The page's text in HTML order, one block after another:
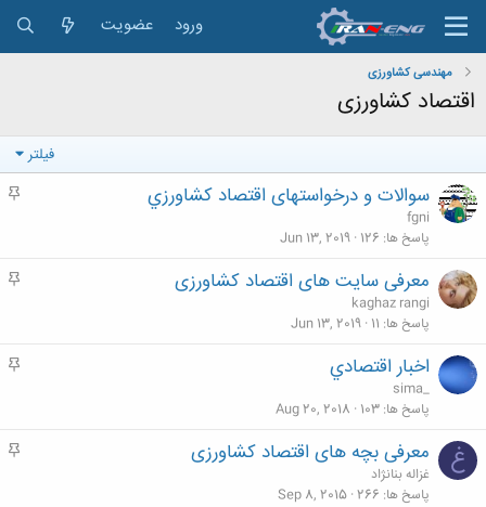
ورود عضویت
مهندسی کشاورزی
اقتصاد کشاورزی
فیلتر
م
سوالات و درخواستهای اقتصاد كشاورزي
fgni
پاسخ ها 126
Jun 13, 2019
م
معرفی سایت های اقتصاد کشاورزی
kaghaz rangi
پاسخ ها 11
Jun 13, 2019
م
اخبار اقتصادي
sima_
پاسخ ها 103
Aug 20, 2018
غ
م
معرفی بچه های اقتصاد کشاورزی
غزاله بنانژاد
پاسخ ها 266
Sep 8, 2015